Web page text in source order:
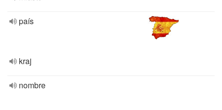
país
kraj
nombre